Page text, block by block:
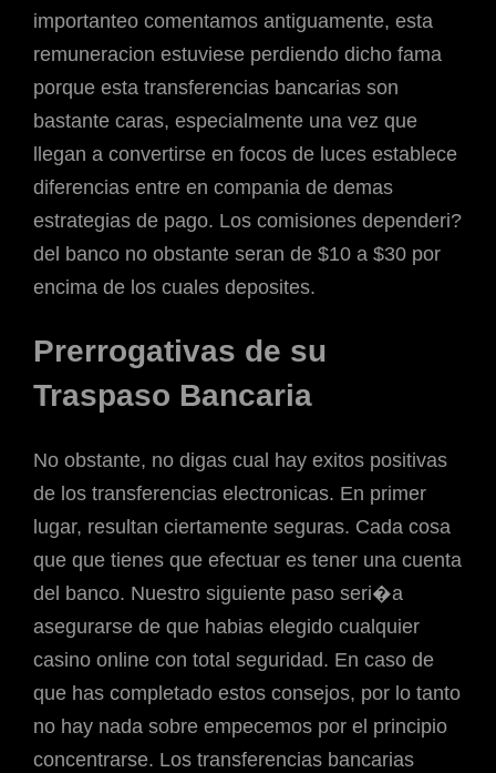
importanteo comentamos antiguamente, esta
remuneracion estuviese perdiendo dicho fama
porque esta transferencias bancarias son
bastante caras, especialmente una vez que
llegan a convertirse en focos de luces establece
diferencias entre en compania de demas
estrategias de pago. Los comisiones dependeri?
del banco no obstante seran de $10 a $30 por
encima de los cuales deposites.
Prerrogativas de su
Traspaso Bancaria
No obstante, no digas cual hay exitos positivas
de los transferencias electronicas. En primer
lugar, resultan ciertamente seguras. Cada cosa
que que tienes que efectuar es tener una cuenta
del banco. Nuestro siguiente paso seri�a
asegurarse de que habias elegido cualquier
casino online con total seguridad. En caso de
que has completado estos consejos, por lo tanto
no hay nada sobre empecemos por el principio
concentrarse. Los transferencias bancarias